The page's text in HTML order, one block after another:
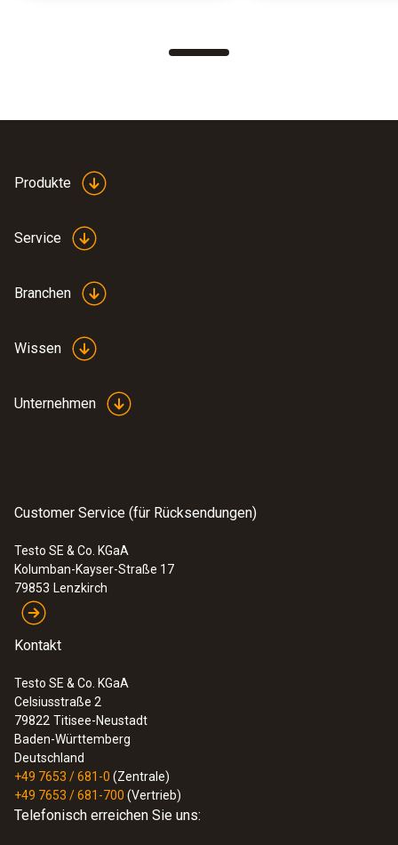
Produkte
Service
Branchen
Wissen
Unternehmen
Customer Service (für Rücksendungen)
Testo SE & Co. KGaA
Kolumban-Kayser-Straße 17
79853 Lenzkirch
Kontakt
Testo SE & Co. KGaA
Celsiusstraße 2
79822 Titisee-Neustadt
Baden-Württemberg
Deutschland
+49 7653 / 681-0 (Zentrale)
+49 7653 / 681-700 (Vertrieb)
Telefonisch erreichen Sie uns: